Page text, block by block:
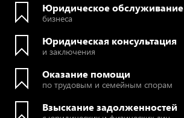
Юридическое обслуживание
бизнеса
Юридическая консультация
и заключения
Оказание помощи
по трудовым и семейным спорам
Взыскание задолженностей